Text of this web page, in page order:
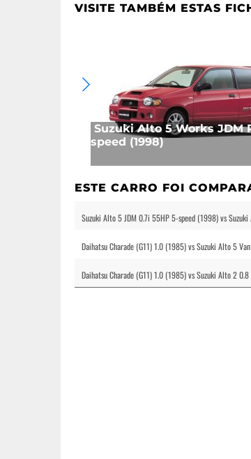
VISITE TAMBÉM ESTAS
Suzuki Alto 5 Works JDM
speed (1998)
ESTE CARRO FOI
Suzuki Alto 5 JDM 0.7i 55HP 5-speed (1998) vs
Daihatsu Charade (G11) 1.0 (1985) vs Suzuki Alto 5
Daihatsu Charade (G11) 1.0 (1985) vs Suzuki Alto 2